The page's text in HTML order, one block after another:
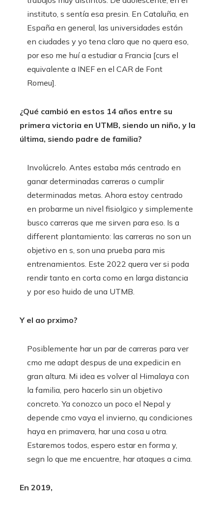
instituto, s sentía esa presin. En Cataluña, en
España en general, las universidades están
en ciudades y yo tena claro que no quera eso,
por eso me huí a estudiar a Francia [curs el
equivalente a INEF en el CAR de Font
Romeu].
¿Qué cambió en estos 14 años entre su
primera victoria en UTMB, siendo un niño, y la
última, siendo padre de familia?
Involúcrelo. Antes estaba más centrado en
ganar determinadas carreras o cumplir
determinadas metas. Ahora estoy centrado
en probarme un nivel fisiolgico y simplemente
busco carreras que me sirven para eso. Is a
different plantamiento: las carreras no son un
objetivo en s, son una prueba para mis
entrenamientos. Este 2022 quera ver si poda
rendir tanto en corta como en larga distancia
y por eso huido de una UTMB.
Y el ao prximo?
Posiblemente har un par de carreras para ver
cmo me adapt despus de una expedicin en
gran altura. Mi idea es volver al Himalaya con
la familia, pero hacerlo sin un objetivo
concreto. Ya conozco un poco el Nepal y
depende cmo vaya el invierno, qu condiciones
haya en primavera, har una cosa u otra.
Estaremos todos, espero estar en forma y,
segn lo que me encuentre, har ataques a cima.
En 2019,